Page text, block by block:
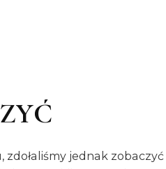
zdołaliśmy jednak zobaczyć